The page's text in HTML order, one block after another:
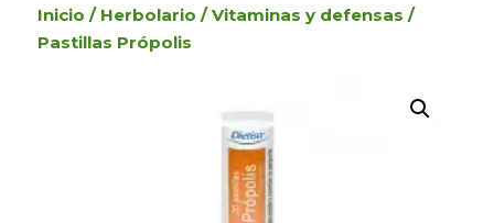
Inicio / Herbolario /Vitaminas y defensas /
Pastillas Própolis